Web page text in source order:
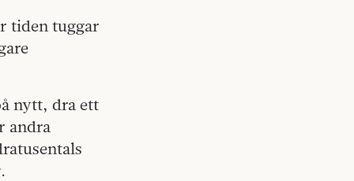
tiden tuggar
nytt, dra ett
andra